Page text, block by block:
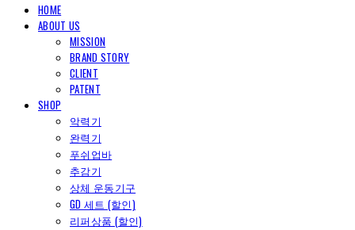
HOME
ABOUT US
MISSION
BRAND STORY
CLIENT
PATENT
SHOP
악력기
완력기
푸쉬업바
추감기
상체 운동기구
GD 세트 (할인)
리퍼상품 (할인)